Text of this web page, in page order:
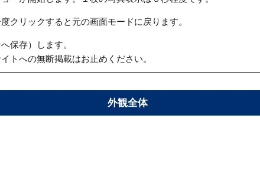
クリックすると元の画面モードに戻ります。
保存）します。
トへの無断掲載はお止めください。
外観全体